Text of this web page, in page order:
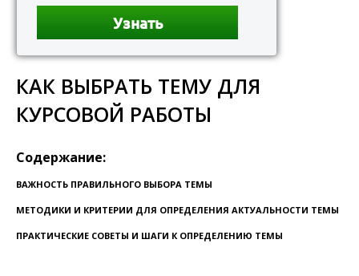
КАК ВЫБРАТЬ ТЕМУ ДЛЯ
КУРСОВОЙ РАБОТЫ
Содержание:
ВАЖНОСТЬ ПРАВИЛЬНОГО ВЫБОРА ТЕМЫ
МЕТОДИКИ И КРИТЕРИИ ДЛЯ ОПРЕДЕЛЕНИЯ АКТУАЛЬНОСТИ ТЕМЫ
ПРАКТИЧЕСКИЕ СОВЕТЫ И ШАГИ К ОПРЕДЕЛЕНИЮ ТЕМЫ